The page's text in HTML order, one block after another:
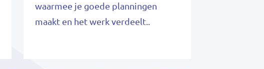
waarmee je goede planningen
maakt en het werk verdeelt..